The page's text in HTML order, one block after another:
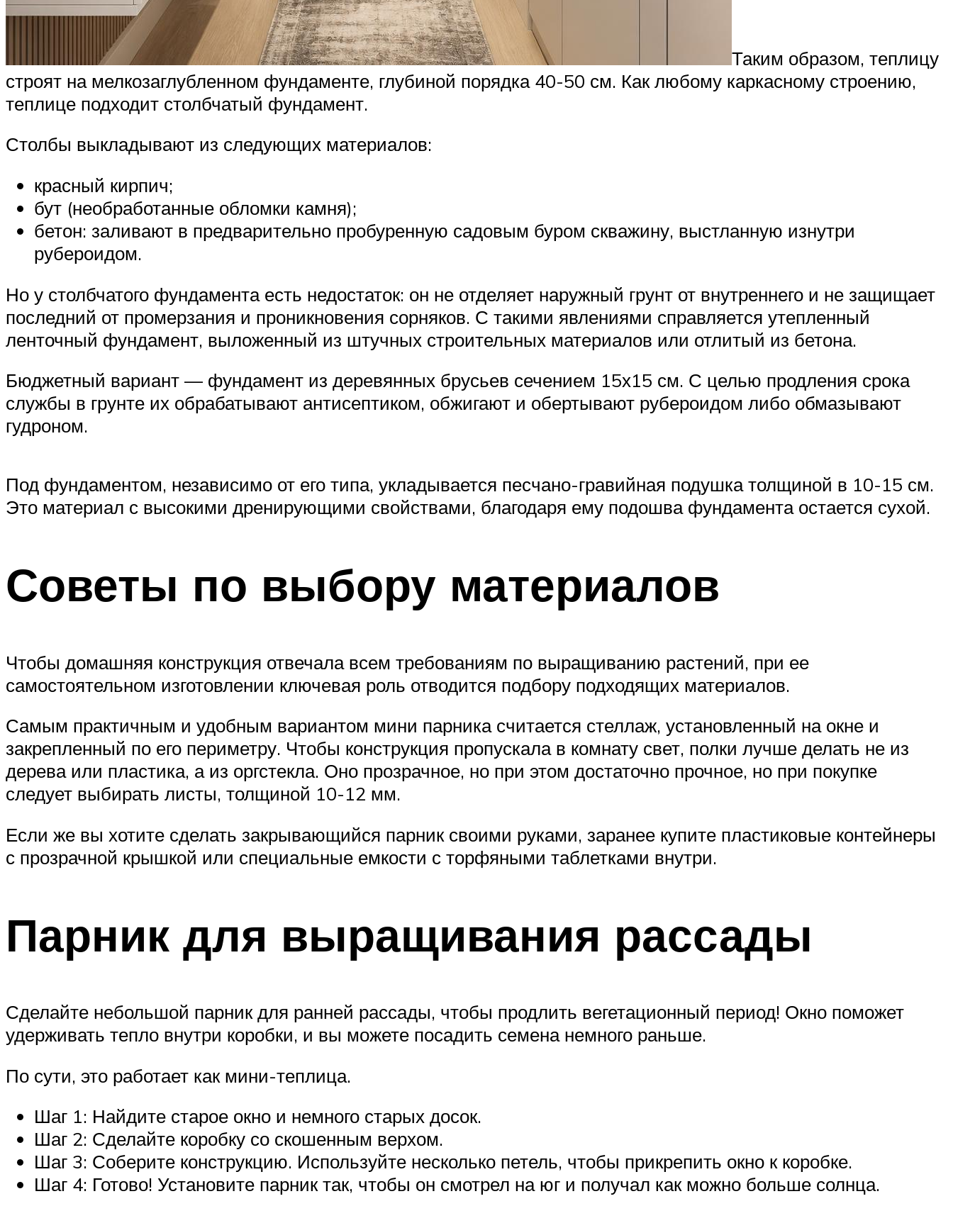
Таким образом, теплицу
строят на мелкозаглубленном фундаменте, глубиной порядка 40-50 см. Как любому каркасному строению,
теплице подходит столбчатый фундамент.
Столбы выкладывают из следующих материалов:
красный кирпич;
бут (необработанные обломки камня);
бетон: заливают в предварительно пробуренную садовым буром скважину, выстланную изнутри
рубероидом.
Но у столбчатого фундамента есть недостаток: он не отделяет наружный грунт от внутреннего и не защищает
последний от промерзания и проникновения сорняков. С такими явлениями справляется утепленный
ленточный фундамент, выложенный из штучных строительных материалов или отлитый из бетона.
Бюджетный вариант — фундамент из деревянных брусьев сечением 15х15 см. С целью продления срока
службы в грунте их обрабатывают антисептиком, обжигают и обертывают рубероидом либо обмазывают
гудроном.
Под фундаментом, независимо от его типа, укладывается песчано-гравийная подушка толщиной в 10-15 см.
Это материал с высокими дренирующими свойствами, благодаря ему подошва фундамента остается сухой.
Советы по выбору материалов
Чтобы домашняя конструкция отвечала всем требованиям по выращиванию растений, при ее
самостоятельном изготовлении ключевая роль отводится подбору подходящих материалов.
Самым практичным и удобным вариантом мини парника считается стеллаж, установленный на окне и
закрепленный по его периметру. Чтобы конструкция пропускала в комнату свет, полки лучше делать не из
дерева или пластика, а из оргстекла. Оно прозрачное, но при этом достаточно прочное, но при покупке
следует выбирать листы, толщиной 10-12 мм.
Если же вы хотите сделать закрывающийся парник своими руками, заранее купите пластиковые контейнеры
с прозрачной крышкой или специальные емкости с торфяными таблетками внутри.
Парник для выращивания рассады
Сделайте небольшой парник для ранней рассады, чтобы продлить вегетационный период! Окно поможет
удерживать тепло внутри коробки, и вы можете посадить семена немного раньше.
По сути, это работает как мини-теплица.
Шаг 1: Найдите старое окно и немного старых досок.
Шаг 2: Сделайте коробку со скошенным верхом.
Шаг 3: Соберите конструкцию. Используйте несколько петель, чтобы прикрепить окно к коробке.
Шаг 4: Готово! Установите парник так, чтобы он смотрел на юг и получал как можно больше солнца.